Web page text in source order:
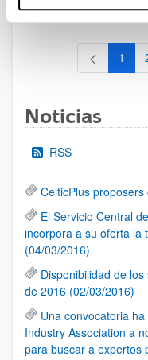
1
Noticias
RSS
CelticPlus
El Servicio Central
incorpora a su oferta la
(04/03/2016)
Disponibilidad de
de 2016 (02/03/2016)
Una convocatoria
Industry Association a
para buscar a expertos